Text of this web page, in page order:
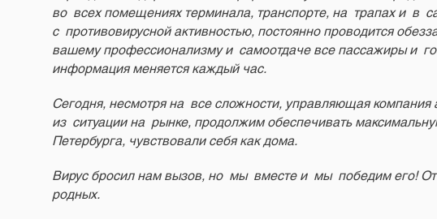
во всех помещениях терминала, транспорте, на трапах и в
с противовирусной активностью, постоянно проводится
вашему профессионализму и самоотдаче все пассажиры и
информация меняется каждый час.
Сегодня, несмотря на все сложности, управляющая компания
из ситуации на рынке, продолжим обеспечивать
Петербурга, чувствовали себя как дома.
Вирус бросил нам вызов, но мы вместе и мы победим его!
родных.